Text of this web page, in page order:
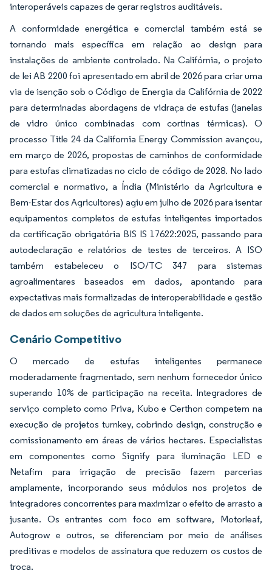
interoperáveis capazes de gerar registros auditáveis.
A conformidade energética e comercial também está se
tornando mais específica em relação ao design para
instalações de ambiente controlado. Na Califórnia, o projeto
de lei AB 2200 foi apresentado em abril de 2026 para criar uma
via de isenção sob o Código de Energia da Califórnia de 2022
para determinadas abordagens de vidraça de estufas (janelas
de vidro único combinadas com cortinas térmicas). O
processo Title 24 da California Energy Commission avançou,
em março de 2026, propostas de caminhos de conformidade
para estufas climatizadas no ciclo de código de 2028. No lado
comercial e normativo, a Índia (Ministério da Agricultura e
Bem-Estar dos Agricultores) agiu em julho de 2026 para isentar
equipamentos completos de estufas inteligentes importados
da certificação obrigatória BIS IS 17622:2025, passando para
autodeclaração e relatórios de testes de terceiros. A ISO
também estabeleceu o ISO/TC 347 para sistemas
agroalimentares baseados em dados, apontando para
expectativas mais formalizadas de interoperabilidade e gestão
de dados em soluções de agricultura inteligente.
Cenário Competitivo
O mercado de estufas inteligentes permanece
moderadamente fragmentado, sem nenhum fornecedor único
superando 10% de participação na receita. Integradores de
serviço completo como Priva, Kubo e Certhon competem na
execução de projetos turnkey, cobrindo design, construção e
comissionamento em áreas de vários hectares. Especialistas
em componentes como Signify para iluminação LED e
Netafim para irrigação de precisão fazem parcerias
amplamente, incorporando seus módulos nos projetos de
integradores concorrentes para maximizar o efeito de arrasto a
jusante. Os entrantes com foco em software, Motorleaf,
Autogrow e outros, se diferenciam por meio de análises
preditivas e modelos de assinatura que reduzem os custos de
troca.